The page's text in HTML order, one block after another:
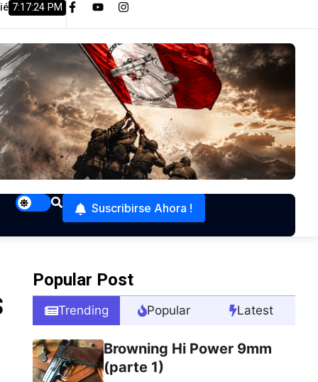
de CZ Shadow 2
7:17:26 PM
Suscribirse Ahora !
Popular Post
Trending Popular Latest
Browning Hi Power 9mm
(parte 1)